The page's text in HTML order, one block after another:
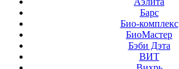
Барс
Био-комплекс
БиоМастер
Бэби Дэта
ВИТ